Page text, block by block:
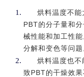
烘料温度不
PBT的分子量和
械性能和加工性
分解和变色等问题
烘料温度也不
致PBT的干燥效